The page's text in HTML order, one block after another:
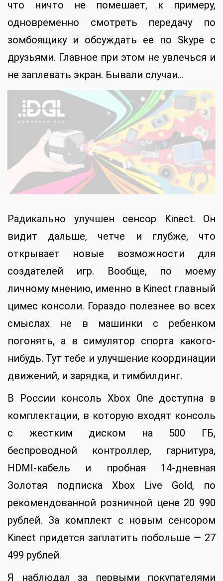
что ничто не помешает, к примеру,
одновременно смотреть передачу по
зомбоящику и обсуждать ее по Skype с
друзьями. Главное при этом не увлечься и
не заплевать экран. Бывали случаи…
Радикально улучшен сенсор Kinect. Он
видит дальше, четче и глубже, что
открывает новые возможности для
создателей игр. Вообще, по моему
личному мнению, именно в Kinect главный
цимес консоли. Гораздо полезнее во всех
смыслах не в машинки с ребенком
погонять, а в симулятор спорта какого-
нибудь. Тут тебе и улучшение координации
движений, и зарядка, и тимбилдинг.
В России консоль Xbox One доступна в
комплектации, в которую входят консоль
с жестким диском на 500 ГБ,
беспроводной контроллер, гарнитура,
HDMI-кабель и пробная 14-дневная
Золотая подписка Xbox Live Gold, по
рекомендованной розничной цене 20 990
рублей. За комплект с новым сенсором
Kinect придется заплатить побольше — 27
499 рублей.
Я наблюдал за первыми покупателями